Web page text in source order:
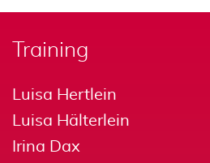
Training
Luisa Hertlein
Luisa Hälterlein
Irina Dax